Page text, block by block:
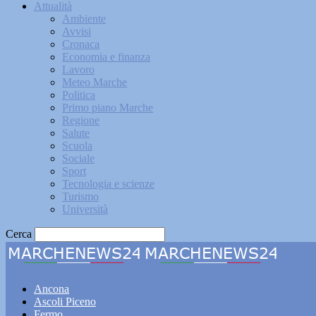
Attualità
Ambiente
Avvisi
Cronaca
Economia e finanza
Lavoro
Meteo Marche
Politica
Primo piano Marche
Regione
Salute
Scuola
Sociale
Sport
Tecnologia e scienze
Turismo
Università
Cerca
Ancona
Ascoli Piceno